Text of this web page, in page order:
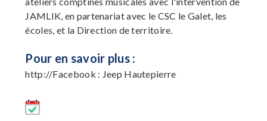
JAMLIK, en partenariat avec le CSC le Galet, les
écoles, et la Direction de territoire.
Pour en savoir plus :
http://Facebook : Jeep Hautepierre